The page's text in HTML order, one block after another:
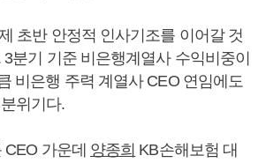
초반 안정적 인사기조를 이어갈 것
분기 기준 비은행계열사 수익비중이
비은행 주력 계열사 CEO 연임에도
위기다.
가운데 양종희 KB손해보험 대